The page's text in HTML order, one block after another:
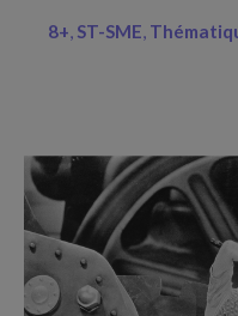
8+ ST-SME